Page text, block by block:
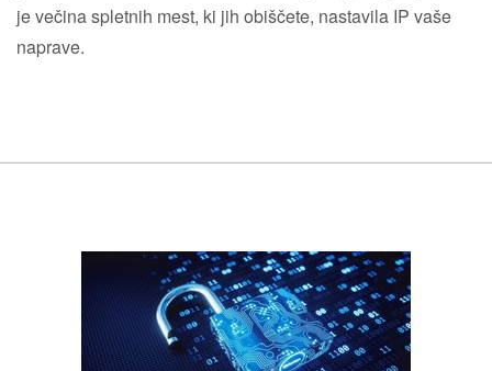
je večina spletnih mest, ki jih obiščete, nastavila IP vaše
naprave.